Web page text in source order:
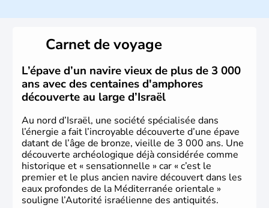
vrai essor économique dans le domaine des nouvelles
Carnet de voyage
L’épave d’un navire vieux de plus de 3 000
ans avec des centaines d'amphores
découverte au large d’Israël
Au nord d’Israël, une société spécialisée dans
l’énergie a fait l’incroyable découverte d’une épave
datant de l’âge de bronze, vieille de 3 000 ans. Une
découverte archéologique déjà considérée comme
historique et « sensationnelle » car « c’est le
premier et le plus ancien navire découvert dans les
eaux profondes de la Méditerranée orientale »
souligne l’Autorité israélienne des antiquités.